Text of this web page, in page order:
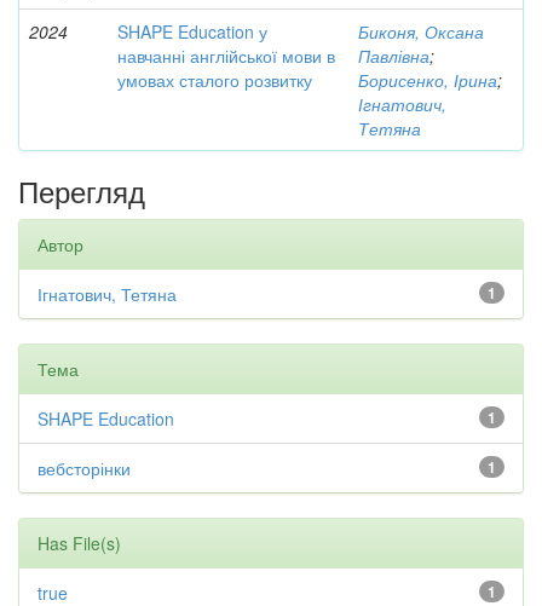
2024
SHAPE Education у
навчанні англійської мови в
умовах сталого розвитку
Биконя, Оксана
Павлівна;
Борисенко, Ірина;
Ігнатович,
Тетяна
Перегляд
Автор
1
Ігнатович, Тетяна
Тема
1
SHAPE Education
1
вебсторінки
Has File(s)
1
true